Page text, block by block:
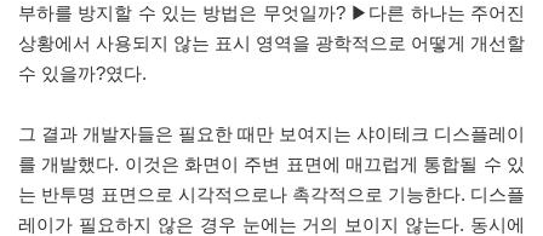
부하를 방지할 수 있는 방법은 무엇일까? ▶다른 하나는 주어진
상황에서 사용되지 않는 표시 영역을 광학적으로 어떻게 개선할
수 있을까?였다.
그 결과 개발자들은 필요한 때만 보여지는 샤이테크 디스플레이
를 개발했다. 이것은 화면이 주변 표면에 매끄럽게 통합될 수 있
는 반투명 표면으로 시각적으로나 촉각적으로 기능한다. 디스플
레이가 필요하지 않은 경우 눈에는 거의 보이지 않는다. 동시에